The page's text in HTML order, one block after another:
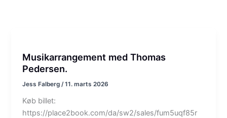
Musikarrangement med Thomas
Pedersen.
Jess Falberg/11. marts 2026
Køb billet:
https://place2book.com/da/sw2/sales/fum5uqf85r